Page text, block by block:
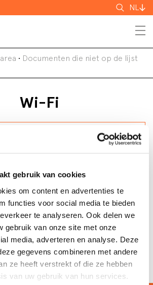
gebruik van cookies
om content en advertenties te
functies voor social media te bieden
te analyseren. Ook delen we
gebruik van onze site met onze
media, adverteren en analyse. Deze
gegevens combineren met andere
ze heeft verstrekt of die ze hebben
van uw gebruik van hun services.
Zoeken
NL
• Documenten die niet op de lijst
Wi-Fi
Maat
2.0 MiB
2.1 MiB
2.5 MiB